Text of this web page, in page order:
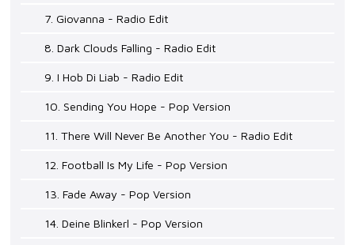
7. Giovanna - Radio Edit
8. Dark Clouds Falling - Radio Edit
9. I Hob Di Liab - Radio Edit
10. Sending You Hope - Pop Version
11. There Will Never Be Another You - Radio Edit
12. Football Is My Life - Pop Version
13. Fade Away - Pop Version
14. Deine Blinkerl - Pop Version